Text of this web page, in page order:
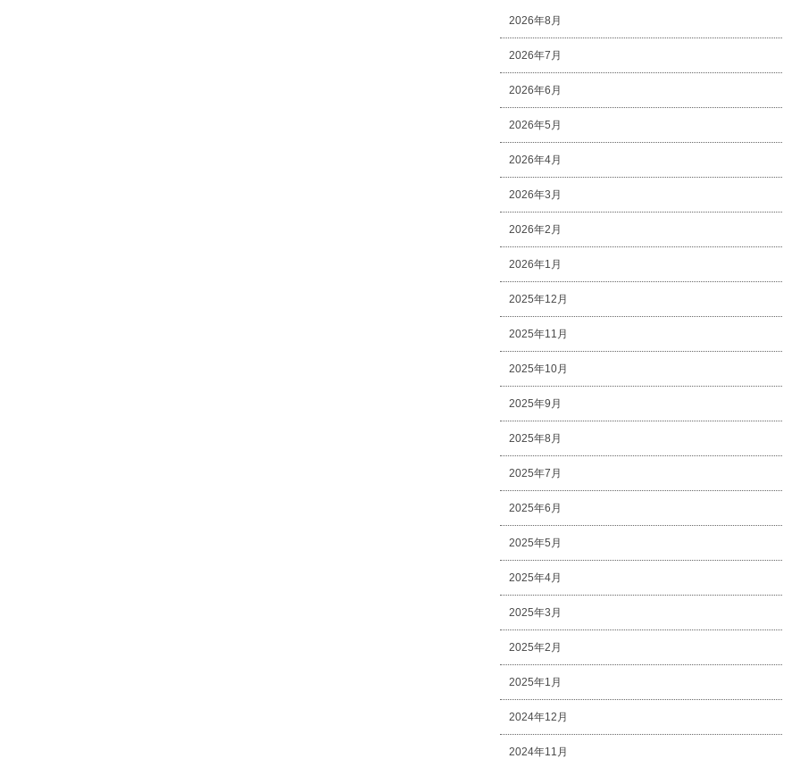
2026年8月
2026年7月
2026年6月
2026年5月
2026年4月
2026年3月
2026年2月
2026年1月
2025年12月
2025年11月
2025年10月
2025年9月
2025年8月
2025年7月
2025年6月
2025年5月
2025年4月
2025年3月
2025年2月
2025年1月
2024年12月
2024年11月